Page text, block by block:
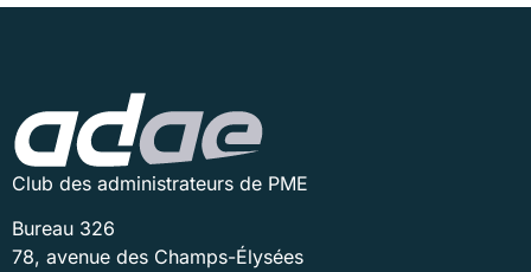
Club des administrateurs de PME
Bureau 326
78, avenue des Champs-Élysées